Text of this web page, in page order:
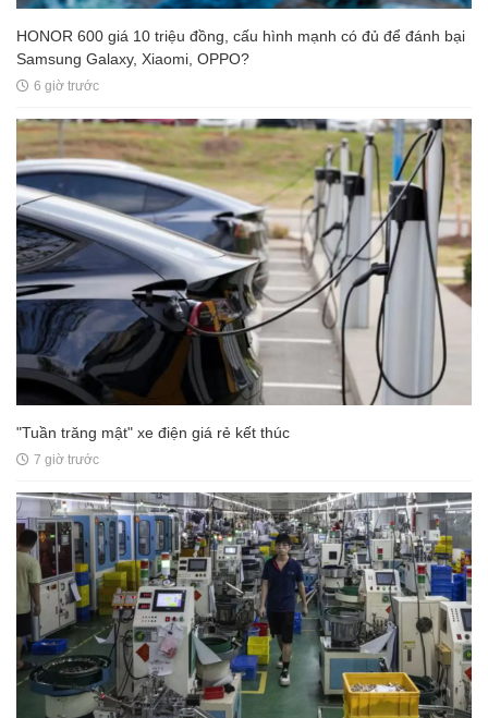
HONOR 600 giá 10 triệu đồng, cấu hình mạnh có đủ để đánh bại
Samsung Galaxy, Xiaomi, OPPO?
6 giờ trước
"Tuần trăng mật" xe điện giá rẻ kết thúc
7 giờ trước